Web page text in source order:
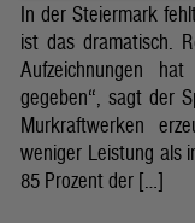
In der Steiermark
ist das dramatisch.
Aufzeichnungen
gegeben“, sagt der
Murkraftwerken
weniger Leistung als
85 Prozent der […]